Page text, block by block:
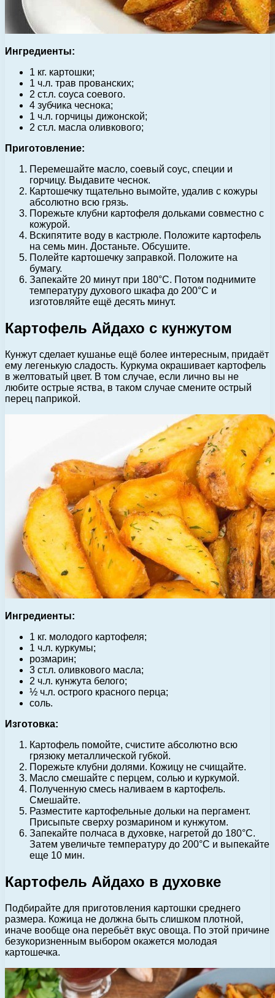
Ингредиенты:
1 кг. картошки;
1 ч.л. трав прованских;
2 ст.л. соуса соевого.
4 зубчика чеснока;
1 ч.л. горчицы дижонской;
2 ст.л. масла оливкового;
Приготовление:
Перемешайте масло, соевый соус, специи и
горчицу. Выдавите чеснок.
Картошечку тщательно вымойте, удалив с кожуры
абсолютно всю грязь.
Порежьте клубни картофеля дольками совместно с
кожурой.
Вскипятите воду в кастрюле. Положите картофель
на семь мин. Достаньте. Обсушите.
Полейте картошечку заправкой. Положите на
бумагу.
Запекайте 20 минут при 180°С. Потом поднимите
температуру духового шкафа до 200°С и
изготовляйте ещё десять минут.
Картофель Айдахо с кунжутом
Кунжут сделает кушанье ещё более интересным, придаёт
ему легенькую сладость. Куркума окрашивает картофель
в желтоватый цвет. В том случае, если лично вы не
любите острые яства, в таком случае смените острый
перец паприкой.
Ингредиенты:
1 кг. молодого картофеля;
1 ч.л. куркумы;
розмарин;
3 ст.л. оливкового масла;
2 ч.л. кунжута белого;
½ ч.л. острого красного перца;
соль.
Изготовка:
Картофель помойте, счистите абсолютно всю
грязюку металлической губкой.
Порежьте клубни долями. Кожицу не счищайте.
Масло смешайте с перцем, солью и куркумой.
Полученную смесь наливаем в картофель.
Смешайте.
Разместите картофельные дольки на пергамент.
Присыпьте сверху розмарином и кунжутом.
Запекайте полчаса в духовке, нагретой до 180°С.
Затем увеличьте температуру до 200°С и выпекайте
еще 10 мин.
Картофель Айдахо в духовке
Подбирайте для приготовления картошки среднего
размера. Кожица не должна быть слишком плотной,
иначе вообще она перебьёт вкус овоща. По этой причине
безукоризненным выбором окажется молодая
картошечка.